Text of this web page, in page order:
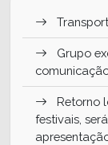
Grupo
Retorno
festivais,